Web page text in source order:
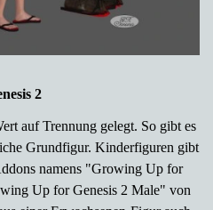
2
auf Trennung gelegt. So gibt es
Grundfigur. Kinderfiguren gibt
namens "Growing Up for
Up for Genesis 2 Male" von